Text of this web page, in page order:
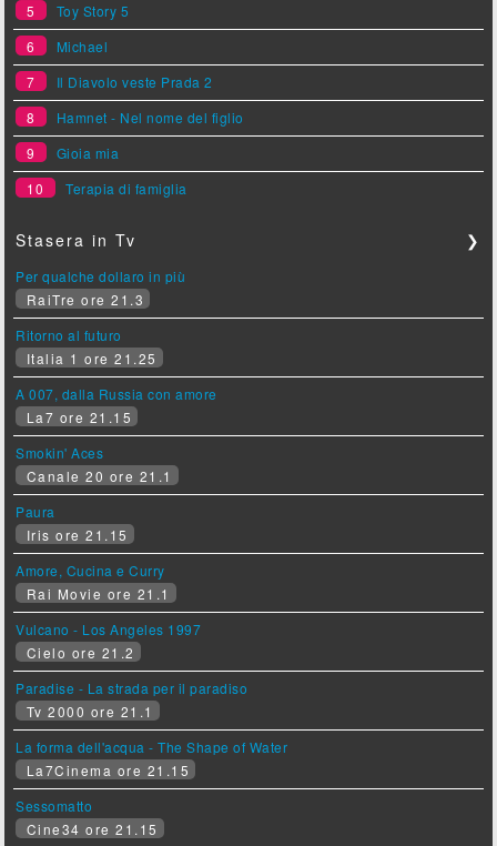
5
Toy Story 5
6
Michael
7
Il Diavolo veste Prada 2
8
Hamnet - Nel nome del figlio
9
Gioia mia
10
Terapia di famiglia
Stasera in Tv ❯
Per qualche dollaro in più
RaiTre ore 21.3
Ritorno al futuro
Italia 1 ore 21.25
A 007, dalla Russia con amore
La7 ore 21.15
Smokin' Aces
Canale 20 ore 21.1
Paura
Iris ore 21.15
Amore, Cucina e Curry
Rai Movie ore 21.1
Vulcano - Los Angeles 1997
Cielo ore 21.2
Paradise - La strada per il paradiso
Tv 2000 ore 21.1
La forma dell'acqua - The Shape of Water
La7Cinema ore 21.15
Sessomatto
Cine34 ore 21.15